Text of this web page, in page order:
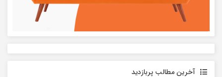
آخرین مطالب پربازدید